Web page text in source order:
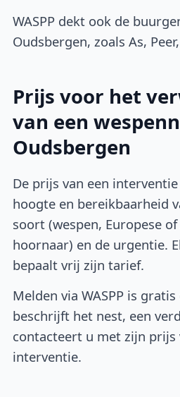
WASPP dekt ook de
Oudsbergen, zoals As,
Prijs voor het
van een
Oudsbergen
De prijs van een
hoogte en bereikbaarheid
soort (wespen, Europese
hoornaar) en de urgentie.
bepaalt vrij zijn tarief.
Melden via WASPP is
beschrijft het nest, een
contacteert u met zijn prijs
interventie.